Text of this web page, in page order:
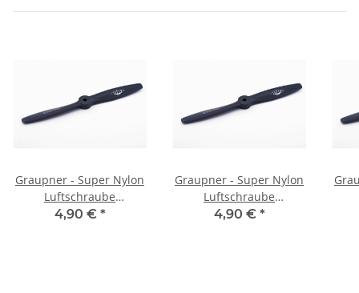
Graupner - Super Nylon
Luftschraube
rechtsdrehend - 11x7
4,90 € *
Graupner - Super Nylon
Luftschraube
rechtsdrehend - 11x8
4,90 € *